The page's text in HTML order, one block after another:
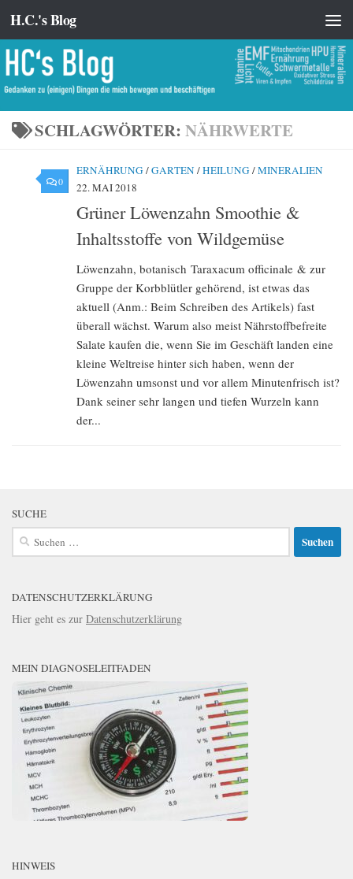
Zum Inhalt springen
H.C.'s Blog
SCHLAGWÖRTER: NÄHRWERTE
0
ERNÄHRUNG /GARTEN /HEILUNG /MINERALIEN
22. MAI 2018
Grüner Löwenzahn Smoothie &
Inhaltsstoffe von Wildgemüse
Löwenzahn, botanisch Taraxacum officinale & zur
Gruppe der Korbblütler gehörend, ist etwas das
aktuell (Anm.: Beim Schreiben des Artikels) fast
überall wächst. Warum also meist Nährstoffbefreite
Salate kaufen die, wenn Sie im Geschäft landen eine
kleine Weltreise hinter sich haben, wenn der
Löwenzahn umsonst und vor allem Minutenfrisch ist?
Dank seiner sehr langen und tiefen Wurzeln kann
der...
SUCHE
Suchen
nach:
DATENSCHUTZERKLÄRUNG
Hier geht es zur Datenschutzerklärung
MEIN DIAGNOSELEITFADEN
HINWEIS